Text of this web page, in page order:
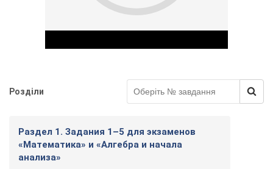
Розділи
Раздел 1. Задания 1–5 для экзаменов
«Математика» и «Алгебра и начала
анализа»